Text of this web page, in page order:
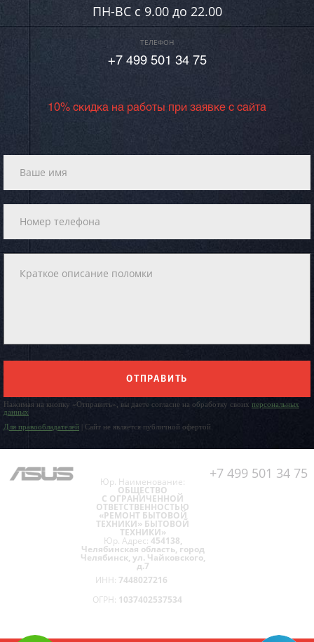
ПН-ВC c 9.00 до 22.00
ТЕЛЕФОН
+7 499 501 34 75
10% скидка на работы при заявке с сайта
ОТПРАВИТЬ
Нажимая на кнопку «Отправить», вы даете согласие на обработку своих персональных
данных
Для правообладателей | Сайт не является публичной офертой.
+7 499 501 34 75
Юр. Наименование:
ОБЩЕСТВО
С ОГРАНИЧЕННОЙ
ОТВЕТСТВЕННОСТЬЮ
«РЕМОНТ БЫТОВОЙ
ТЕХНИКИ» БЫТОВОЙ
ТЕХНИКИ»
Юр. Адрес: 454138,
Челябинская область, город
Челябинск, ул. Чайковского,
д.7
ИНН: 7448027216
ОГРН: 1037402537534